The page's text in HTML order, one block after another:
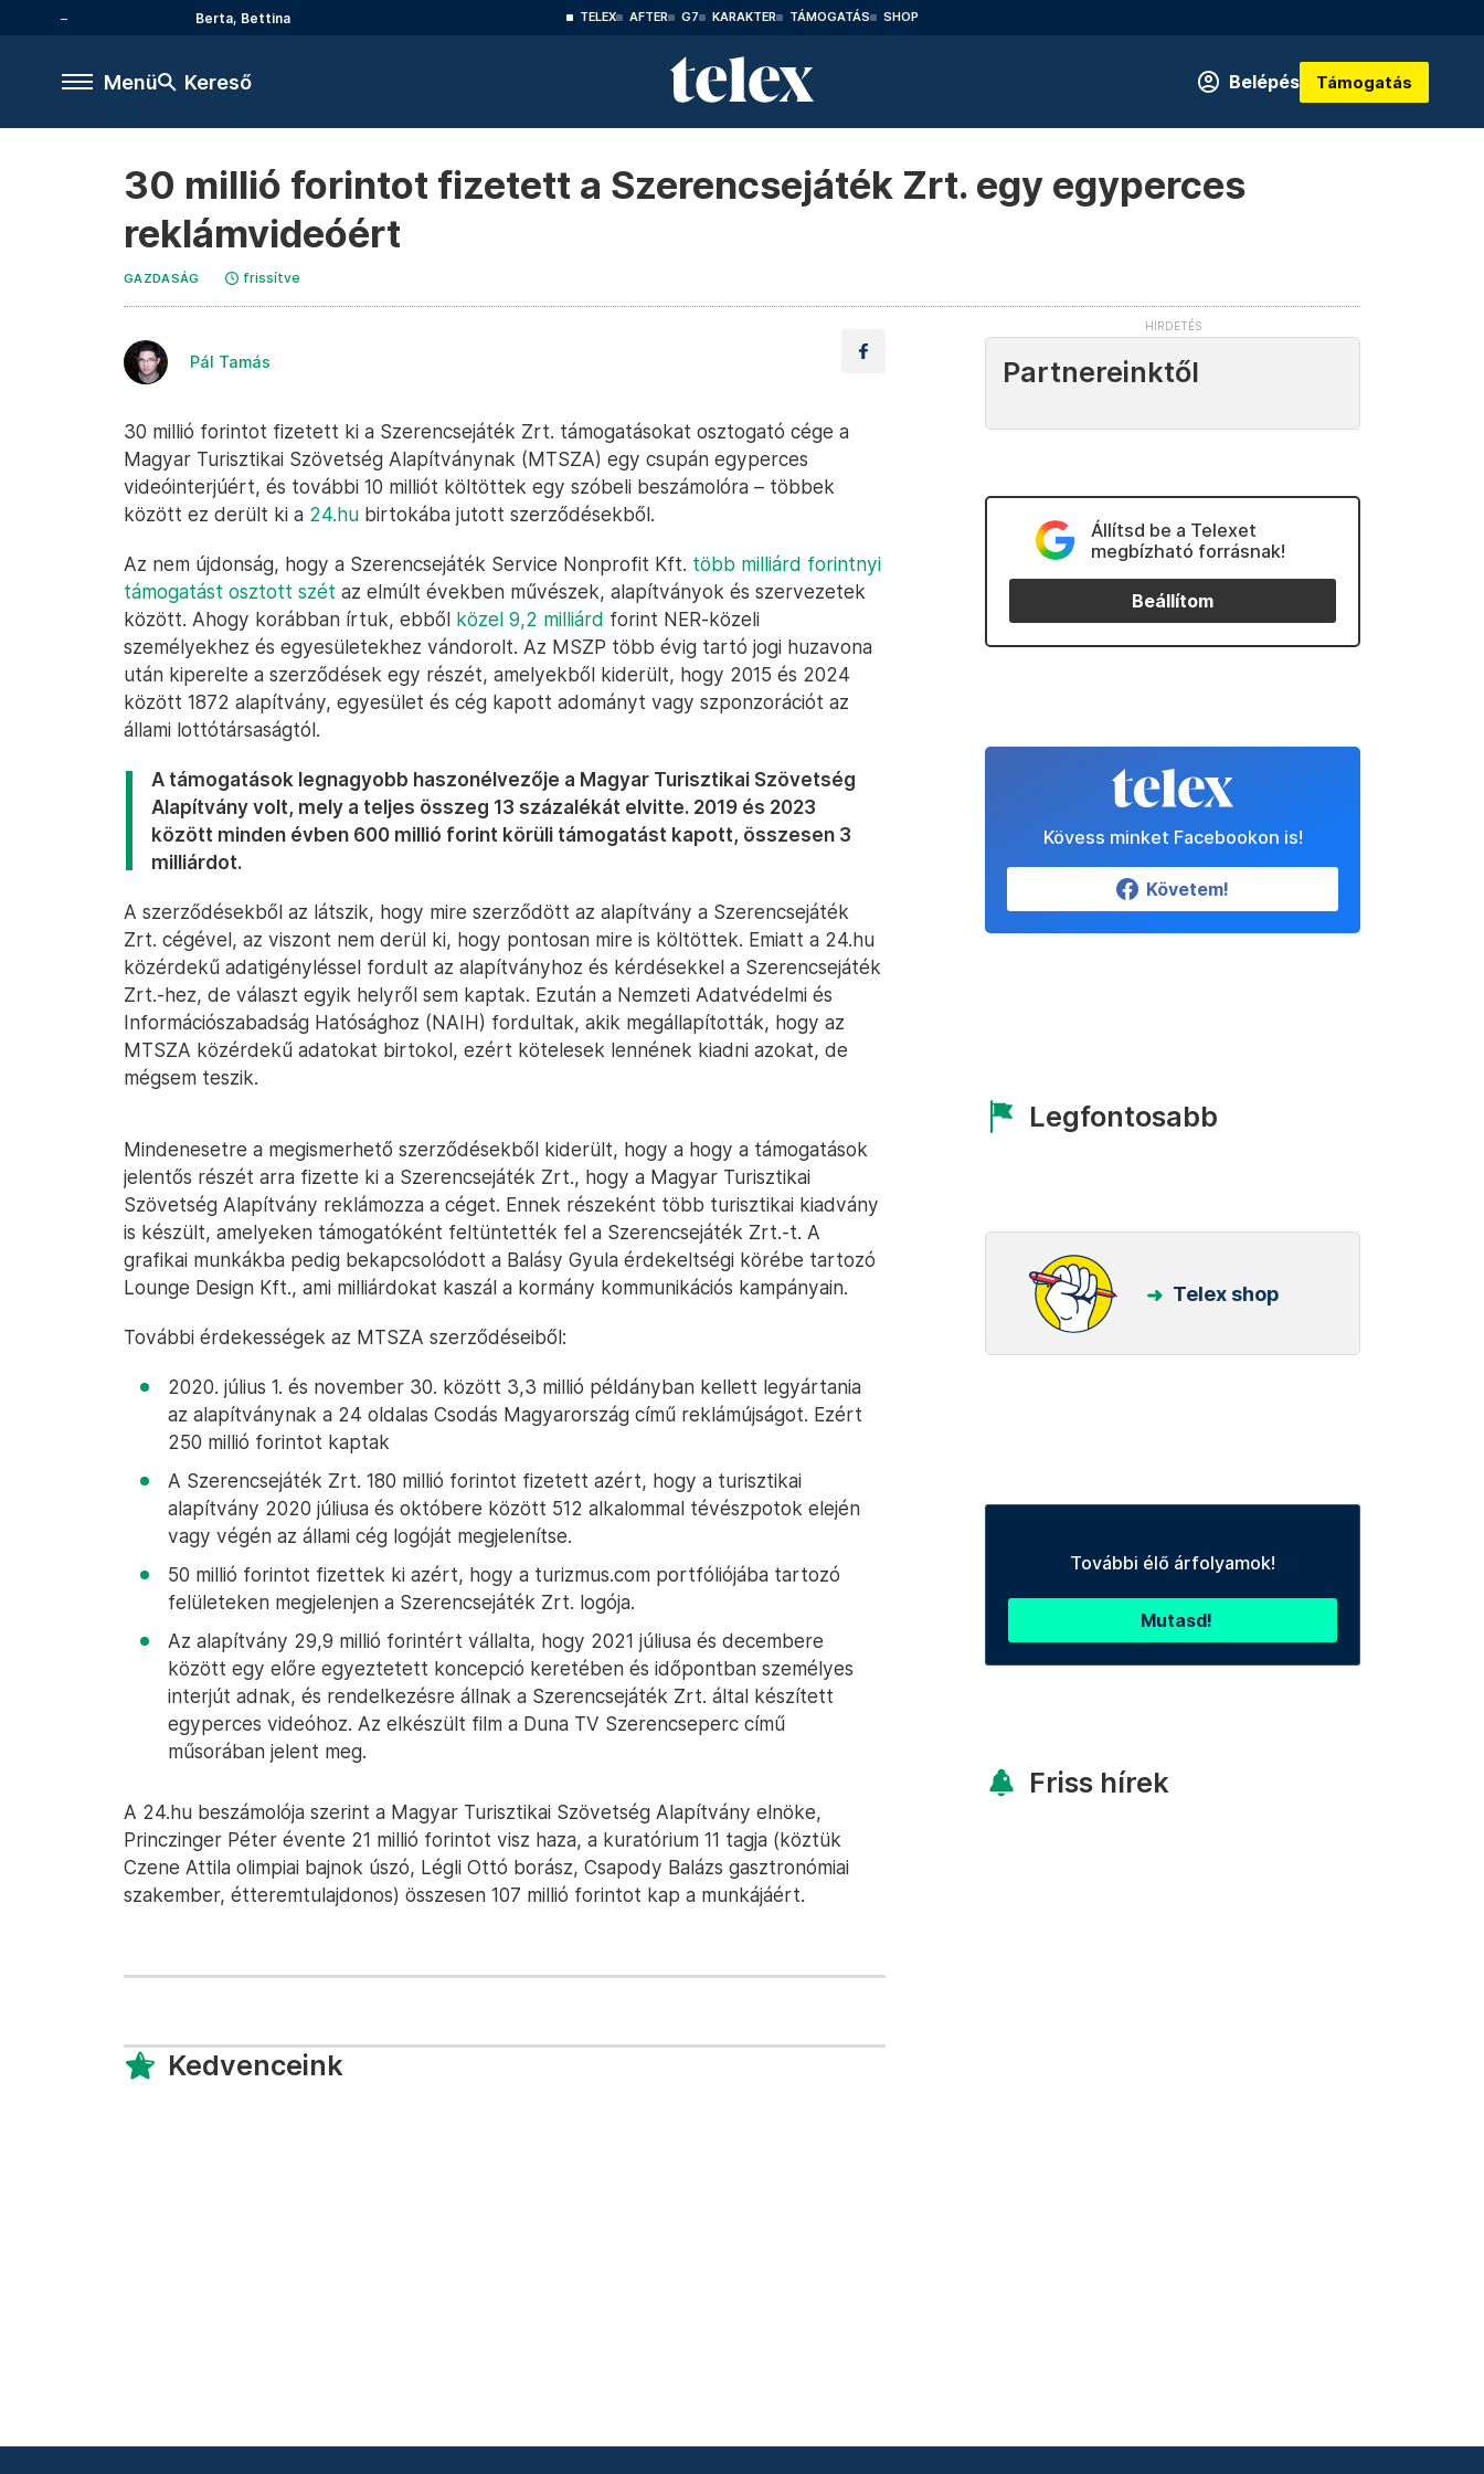
Berta, Bettina TELEX AFTER G7 KARAKTER TÁMOGATÁS SHOP
Menü Kereső Belépés Támogatás
30 millió forintot fizetett a Szerencsejáték Zrt. egy egyperces
reklámvideóért
GAZDASÁG frissítve
Pál Tamás
30 millió forintot fizetett ki a Szerencsejáték Zrt. támogatásokat osztogató cége a
Magyar Turisztikai Szövetség Alapítványnak (MTSZA) egy csupán egyperces
videóinterjúért, és további 10 milliót költöttek egy szóbeli beszámolóra – többek
között ez derült ki a 24.hu birtokába jutott szerződésekből.
Az nem újdonság, hogy a Szerencsejáték Service Nonprofit Kft. több milliárd forintnyi
támogatást osztott szét az elmúlt években művészek, alapítványok és szervezetek
között. Ahogy korábban írtuk, ebből közel 9,2 milliárd forint NER-közeli
személyekhez és egyesületekhez vándorolt. Az MSZP több évig tartó jogi huzavona
után kiperelte a szerződések egy részét, amelyekből kiderült, hogy 2015 és 2024
között 1872 alapítvány, egyesület és cég kapott adományt vagy szponzorációt az
állami lottótársaságtól.
A támogatások legnagyobb haszonélvezője a Magyar Turisztikai Szövetség
Alapítvány volt, mely a teljes összeg 13 százalékát elvitte. 2019 és 2023
között minden évben 600 millió forint körüli támogatást kapott, összesen 3
milliárdot.
A szerződésekből az látszik, hogy mire szerződött az alapítvány a Szerencsejáték
Zrt. cégével, az viszont nem derül ki, hogy pontosan mire is költöttek. Emiatt a 24.hu
közérdekű adatigényléssel fordult az alapítványhoz és kérdésekkel a Szerencsejáték
Zrt.-hez, de választ egyik helyről sem kaptak. Ezután a Nemzeti Adatvédelmi és
Információszabadság Hatósághoz (NAIH) fordultak, akik megállapították, hogy az
MTSZA közérdekű adatokat birtokol, ezért kötelesek lennének kiadni azokat, de
mégsem teszik.
Mindenesetre a megismerhető szerződésekből kiderült, hogy a hogy a támogatások
jelentős részét arra fizette ki a Szerencsejáték Zrt., hogy a Magyar Turisztikai
Szövetség Alapítvány reklámozza a céget. Ennek részeként több turisztikai kiadvány
is készült, amelyeken támogatóként feltüntették fel a Szerencsejáték Zrt.-t. A
grafikai munkákba pedig bekapcsolódott a Balásy Gyula érdekeltségi körébe tartozó
Lounge Design Kft., ami milliárdokat kaszál a kormány kommunikációs kampányain.
További érdekességek az MTSZA szerződéseiből:
2020. július 1. és november 30. között 3,3 millió példányban kellett legyártania
az alapítványnak a 24 oldalas Csodás Magyarország című reklámújságot. Ezért
250 millió forintot kaptak
A Szerencsejáték Zrt. 180 millió forintot fizetett azért, hogy a turisztikai
alapítvány 2020 júliusa és októbere között 512 alkalommal tévészpotok elején
vagy végén az állami cég logóját megjelenítse.
50 millió forintot fizettek ki azért, hogy a turizmus.com portfóliójába tartozó
felületeken megjelenjen a Szerencsejáték Zrt. logója.
Az alapítvány 29,9 millió forintért vállalta, hogy 2021 júliusa és decembere
között egy előre egyeztetett koncepció keretében és időpontban személyes
interjút adnak, és rendelkezésre állnak a Szerencsejáték Zrt. által készített
egyperces videóhoz. Az elkészült film a Duna TV Szerencseperc című
műsorában jelent meg.
A 24.hu beszámolója szerint a Magyar Turisztikai Szövetség Alapítvány elnöke,
Princzinger Péter évente 21 millió forintot visz haza, a kuratórium 11 tagja (köztük
Czene Attila olimpiai bajnok úszó, Légli Ottó borász, Csapody Balázs gasztronómiai
szakember, étteremtulajdonos) összesen 107 millió forintot kap a munkájáért.
Kedvenceink
Partnereinktől
Állítsd be a Telexet
megbízható forrásnak!
Beállítom
Kövess minket Facebookon is!
Követem!
Legfontosabb
Telex shop
További élő árfolyamok!
Mutasd!
Friss hírek